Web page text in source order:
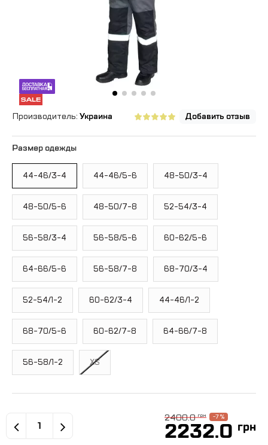
Добавить отзыв
Производитель: Украина
Размер одежды
44-46/3-4 44-46/5-6 48-50/3-4
48-50/5-6 48-50/7-8 52-54/3-4
56-58/3-4 56-58/5-6 60-62/5-6
64-66/5-6 56-58/7-8 68-70/3-4
52-54/1-2 60-62/3-4 44-46/1-2
68-70/5-6 60-62/7-8 64-66/7-8
56-58/1-2 XS
2400.0грн -7 %
2232.0 грн